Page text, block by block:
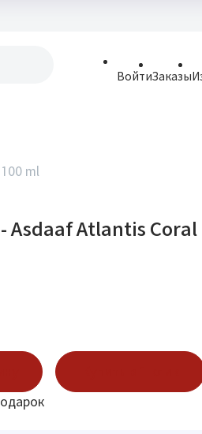
ВойтиЗаказы
ml
Asdaaf Atlantis Coral